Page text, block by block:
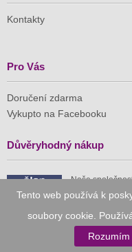
Tento web používá k
soubory cookie.
Rozumím
Kontakty
Pro Vás
Doručení zdarma
Vykupto na Facebooku
Důvěryhodný nákup
Naše
komerci (APEK)